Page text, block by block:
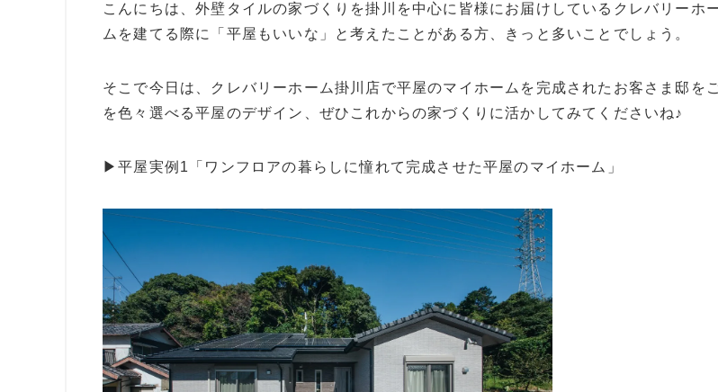
こんにちは、外壁タイルの家づくりを掛川を中心に皆様にお届けしているクレバリーホ
ムを建てる際に「平屋もいいな」と考えたことがある方、きっと多いことでしょう。
そこで今日は、クレバリーホーム掛川店で平屋のマイホームを完成されたお客さま邸を
を色々選べる平屋のデザイン、ぜひこれからの家づくりに活かしてみてくださいね♪
▶︎平屋実例1「ワンフロアの暮らしに憧れて完成させた平屋のマイホーム」